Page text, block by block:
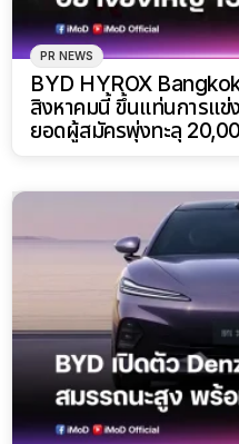
PR NEWS
BYD HYROX
สิงหาคมนี้ ขึ้นแท่นการแข่
ยอดผู้สมัครพุ่งทะลุ